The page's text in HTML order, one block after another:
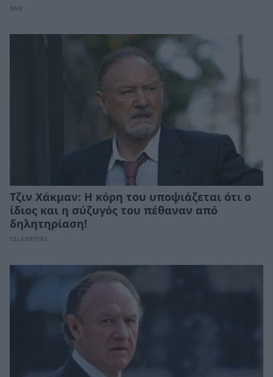
ΝΕΑ
Τζιν Χάκμαν: Η κόρη του υποψιάζεται ότι ο
ίδιος και η σύζυγός του πέθαναν από
δηλητηρίαση!
CELEBRITIES